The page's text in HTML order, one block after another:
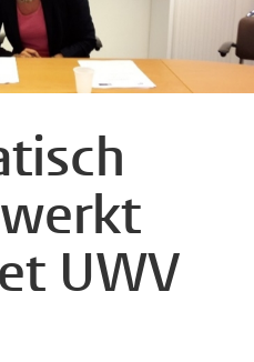
UWV